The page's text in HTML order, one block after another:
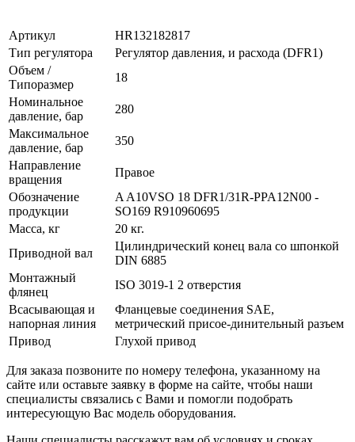
Артикул
HR132182817
Тип регулятора
Регулятор давления, и расхода (DFR1)
Объем /
Типоразмер
18
Номинальное
давление, бар
280
Максимальное
давление, бар
350
Направление
вращения
Правое
Обозначение
продукции
A A10VSO 18 DFR1/31R-PPA12N00 -
SO169 R910960695
Масса, кг
20 кг.
Приводной вал
Цилиндрический конец вала со шпонкой
DIN 6885
Монтажный
флянец
ISO 3019-1 2 отверстия
Всасывающая и
напорная линия
Фланцевые соединения SAE,
метрический присое-динительный разъем
Привод
Глухой привод
Для заказа позвоните по номеру телефона, указанному на
сайте или оставьте заявку в форме на сайте, чтобы наши
специалисты связались с Вами и помогли подобрать
интересующую Вас модель оборудования.